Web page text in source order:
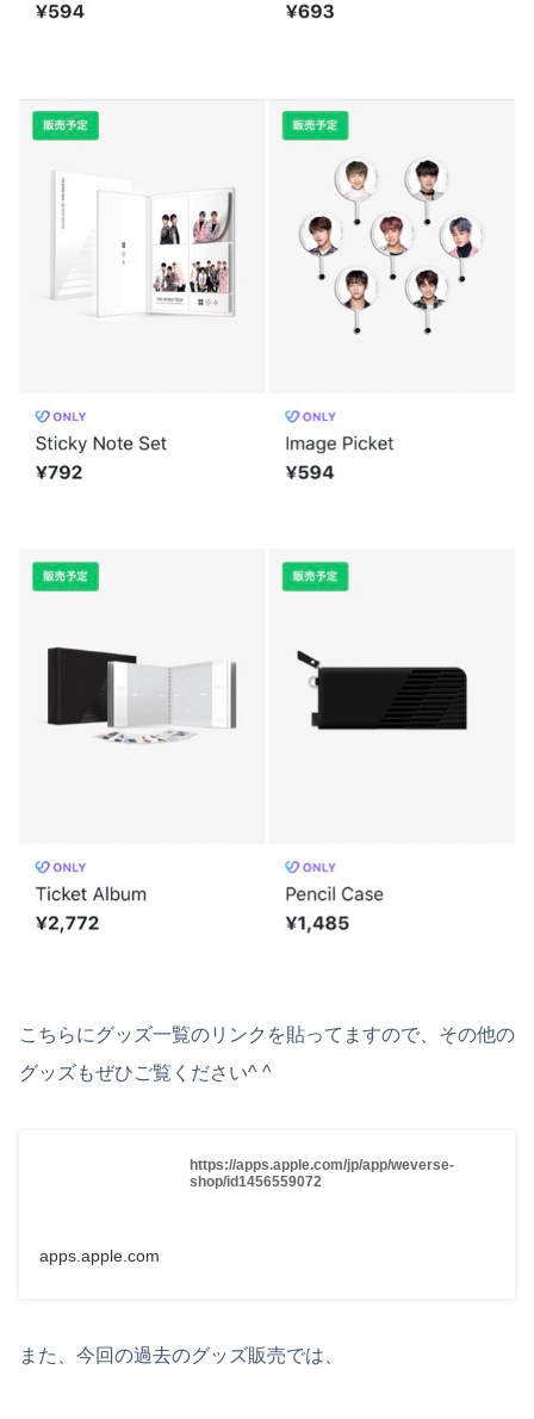
こちらにグッズ一覧のリンクを貼ってますので、その他の
グッズもぜひご覧ください^ ^
https://apps.apple.com/jp/app/weverse-
shop/id1456559072
apps.apple.com
また、今回の過去のグッズ販売では、